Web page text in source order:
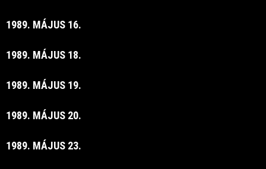
1989. MÁJUS 16.
1989. MÁJUS 18.
1989. MÁJUS 19.
1989. MÁJUS 20.
1989. MÁJUS 23.